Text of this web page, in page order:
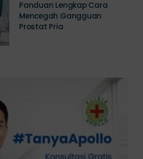
Panduan Lengkap Cara
Mencegah Gangguan
Prostat Pria